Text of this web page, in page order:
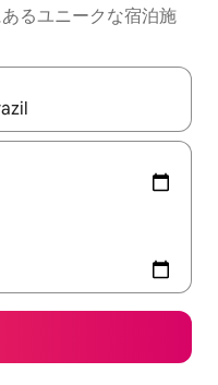
るユニークな宿泊施
印キーを使って移動するか